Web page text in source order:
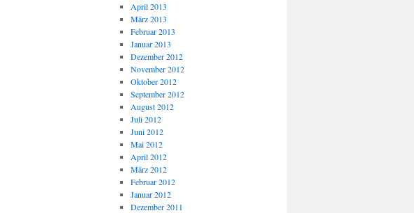
April 2013
März 2013
Februar 2013
Januar 2013
Dezember 2012
November 2012
Oktober 2012
September 2012
August 2012
Juli 2012
Juni 2012
Mai 2012
April 2012
März 2012
Februar 2012
Januar 2012
Dezember 2011